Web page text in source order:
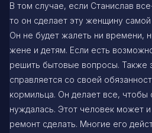
В том случае, если Станислав
то он сделает эту женщину
Он не будет жалеть ни времени,
жене и детям. Если есть
решить бытовые вопросы. Также
справляется со своей
кормильца. Он делает все, чтобы
нуждалась. Этот человек может и
ремонт сделать. Многие его